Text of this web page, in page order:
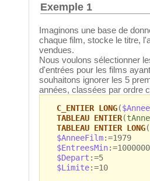
Exemple 1
Imaginons une base de
chaque film, stocke le titre,
vendues.
Nous voulons sélectionner
d'entrées pour les films
souhaitons ignorer les 5
années, classées par ordre
C_ENTIER LONG(
TABLEAU ENTIER(
TABLEAU ENTIER LONG(
$AnneeFilm:=1979
$EntreesMin
$Depart :=5
$Limite:=10